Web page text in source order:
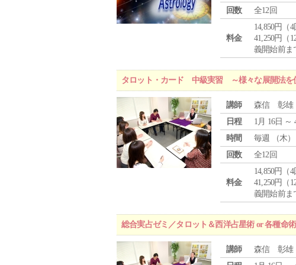
回数 全12回
料金
14,850円（
41,250円（
義開始前ま
タロット・カード 中級実習 ～様々な展開法を
講師
森信 彰雄
日程
1月 16日 ～
時間
毎週 （木
回数
全12回
料金
14,850円（
41,250円（
義開始前ま
総合実占ゼミ／タロット＆西洋占星術 or 各種
講師
森信 彰雄